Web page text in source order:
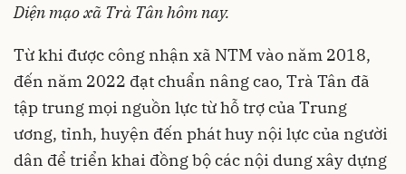
Diện mạo xã Trà Tân hôm nay.
Từ khi được công nhận xã NTM vào năm 2018,
đến năm 2022 đạt chuẩn nâng cao, Trà Tân đã
tập trung mọi nguồn lực từ hỗ trợ của Trung
ương, tỉnh, huyện đến phát huy nội lực của người
dân để triển khai đồng bộ các nội dung xây dựng